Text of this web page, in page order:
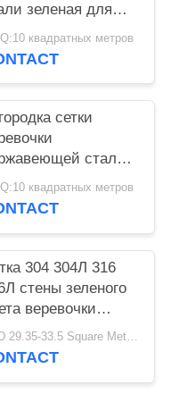
зеленая для
квадратных метров
сетки
стали
рук для
системы
квадратных метров
304 304Л 316
стены зеленого
веревочки
стали
USD 29.35-33.5 Square Meters MOQ:10 квадратных метров